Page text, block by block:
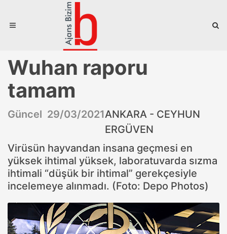
Wuhan raporu
tamam
Güncel 29/03/2021ANKARA - CEYHUN
ERGÜVEN
Virüsün hayvandan insana geçmesi en
yüksek ihtimal yüksek, laboratuvarda sızma
ihtimali “düşük bir ihtimal” gerekçesiyle
incelemeye alınmadı. (Foto: Depo Photos)